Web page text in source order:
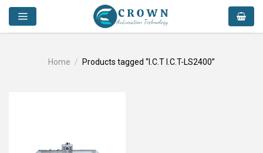
Skip
content
Home / Products tagged “I.C.T I.C.T-LS2400”